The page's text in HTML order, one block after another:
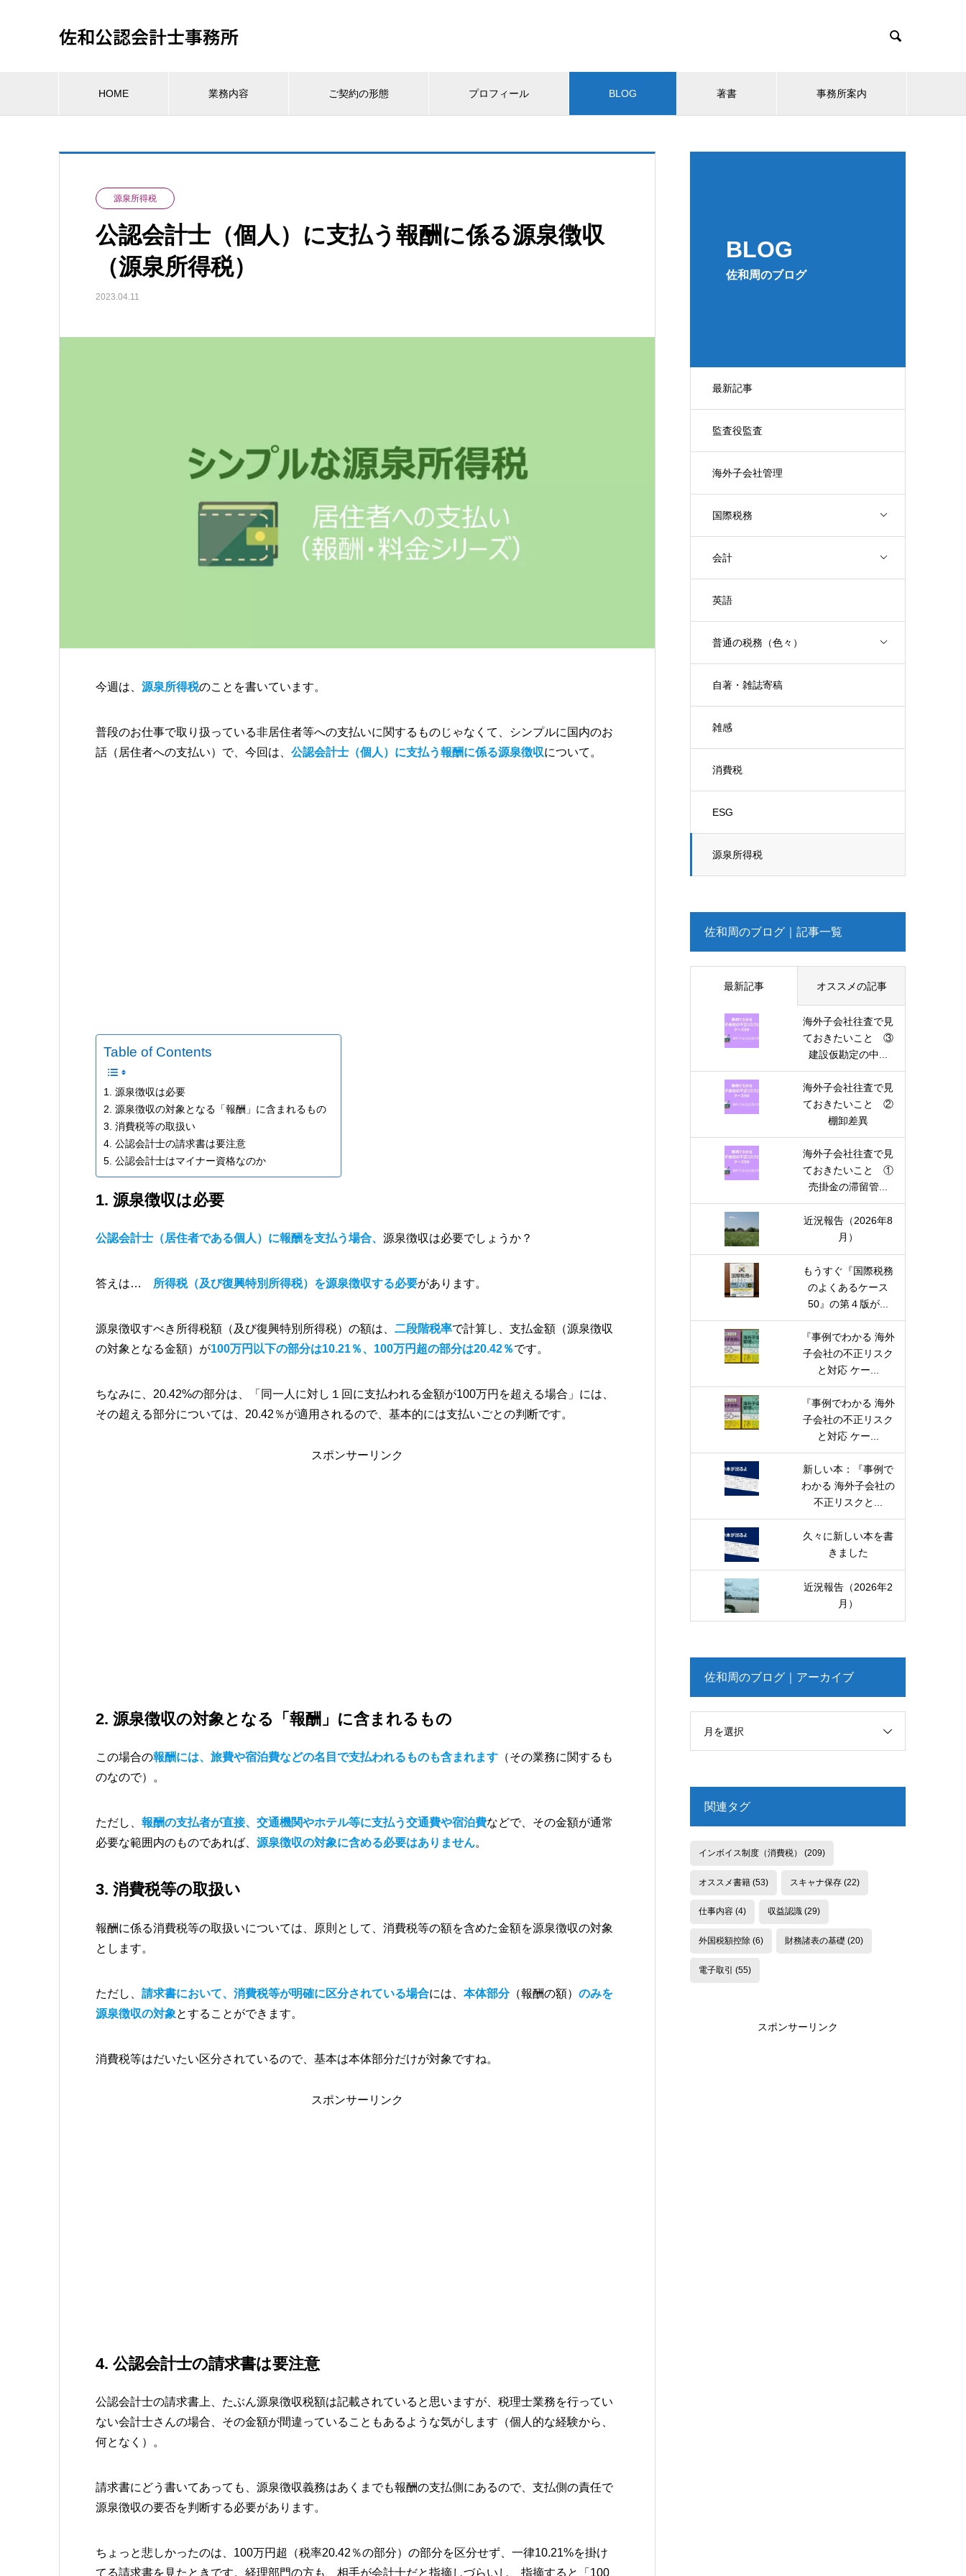
佐和公認会計士事務所 
HOME 業務内容 ご契約の形態 プロフィール BLOG 著書 事務所案内
BLOG
佐和周のブログ
最新記事
監査役監査
海外子会社管理
国際税務
会計
英語
普通の税務（色々）
自著・雑誌寄稿
雑感
消費税
ESG
源泉所得税
源泉所得税
公認会計士（個人）に支払う報酬に係る源泉徴収
（源泉所得税）
2023.04.11
今週は、 源泉所得税のことを書いています。
普段のお仕事で取り扱っている非居住者等への支払いに関するものじゃなくて、シンプルに国内のお
話（居住者への支払い）で、今回は、 公認会計士（個人）に支払う報酬に係る源泉徴収について。
Table of Contents
1. 源泉徴収は必要
2. 源泉徴収の対象となる「報酬」に含まれるもの
3. 消費税等の取扱い
4. 公認会計士の請求書は要注意
5. 公認会計士はマイナー資格なのか
1. 源泉徴収は必要
公認会計士（居住者である個人）に報酬を支払う場合、 源泉徴収は必要でしょうか？
答えは… 所得税（及び復興特別所得税）を源泉徴収する必要があります。
源泉徴収すべき所得税額（及び復興特別所得税）の額は、 二段階税率で計算し、支払金額（源泉徴収
の対象となる金額）が100万円以下の部分は10.21％、100万円超の部分は20.42％です。
ちなみに、20.42%の部分は、「同一人に対し１回に支払われる金額が100万円を超える場合」には、
その超える部分については、20.42％が適用されるので、基本的には支払いごとの判断です。
スポンサーリンク
2. 源泉徴収の対象となる「報酬」に含まれるもの
この場合の報酬には、旅費や宿泊費などの名目で支払われるものも含まれます （その業務に関するも
のなので）。
ただし、 報酬の支払者が直接、交通機関やホテル等に支払う交通費や宿泊費などで、その金額が通常
必要な範囲内のものであれば、 源泉徴収の対象に含める必要はありません。
3. 消費税等の取扱い
報酬に係る消費税等の取扱いについては、原則として、消費税等の額を含めた金額を源泉徴収の対象
とします。
ただし、 請求書において、消費税等が明確に区分されている場合には、 本体部分（報酬の額） のみを
源泉徴収の対象とすることができます。
消費税等はだいたい区分されているので、基本は本体部分だけが対象ですね。
スポンサーリンク
4. 公認会計士の請求書は要注意
公認会計士の請求書上、たぶん源泉徴収税額は記載されていると思いますが、税理士業務を行ってい
ない会計士さんの場合、その金額が間違っていることもあるような気がします（個人的な経験から、
何となく）。
請求書にどう書いてあっても、源泉徴収義務はあくまでも報酬の支払側にあるので、支払側の責任で
源泉徴収の要否を判断する必要があります。
ちょっと悲しかったのは、100万円超（税率20.42％の部分）の部分を区分せず、一律10.21%を掛け
てる請求書を見たときです。経理部門の方も、相手が会計士だと指摘しづらいし、指摘すると「100
佐和周のブログ｜記事一覧
最新記事 オススメの記事
海外子会社往査で見
ておきたいこと ③
建設仮勘定の中...
海外子会社往査で見
ておきたいこと ②
棚卸差異
海外子会社往査で見
ておきたいこと ①
売掛金の滞留管...
近況報告（2026年8
月）
もうすぐ『国際税務
のよくあるケース
50』の第４版が...
『事例でわかる 海外
子会社の不正リスク
と対応 ケー...
『事例でわかる 海外
子会社の不正リスク
と対応 ケー...
新しい本：『事例で
わかる 海外子会社の
不正リスクと...
久々に新しい本を書
きました
近況報告（2026年2
月）
佐和周のブログ｜アーカイブ
月を選択
関連タグ
インボイス制度（消費税） (209)
オススメ書籍(53) スキャナ保存(22)
仕事内容(4) 収益認識(29)
外国税額控除(6) 財務諸表の基礎 (20)
電子取引 (55)
スポンサーリンク